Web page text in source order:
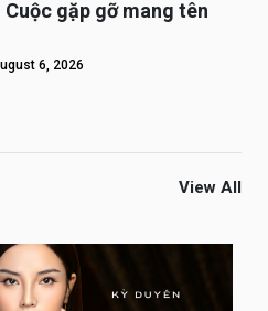
gặp gỡ mang tên
6, 2026
View All